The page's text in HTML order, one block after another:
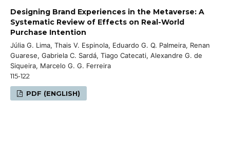
Designing Brand Experiences in the Metaverse: A
Systematic Review of Effects on Real-World
Purchase Intention
Júlia G. Lima, Thais V. Espinola, Eduardo G. Q. Palmeira, Renan
Guarese, Gabriela C. Sardá, Tiago Catecati, Alexandre G. de
Siqueira, Marcelo G. G. Ferreira
115-122
PDF (ENGLISH)